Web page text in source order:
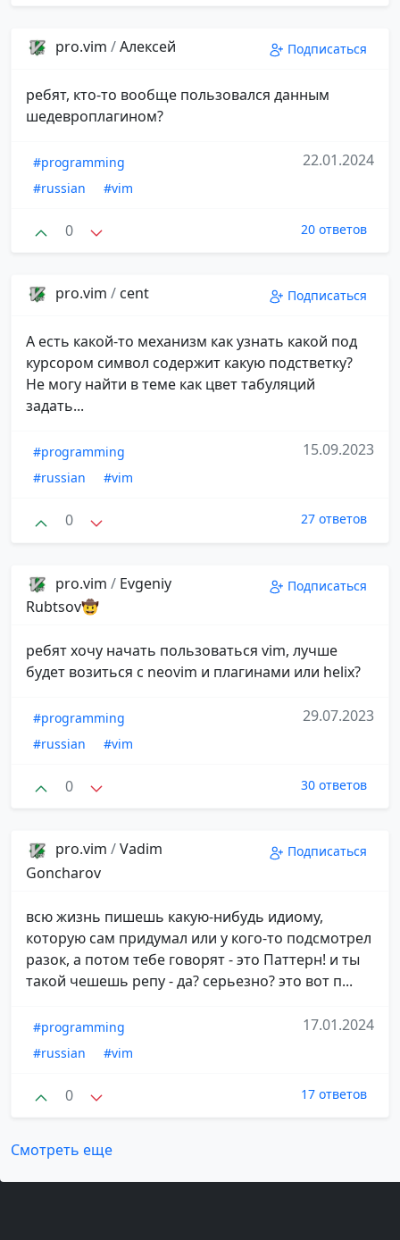
pro.vim /Алексей Подписаться
ребят, кто-то вообще пользовался данным
шедевроплагином?
#programming
#russian
#vim
22.01.2024
0 20 ответов
pro.vim / cent Подписаться
А есть какой-то механизм как узнать какой под
курсором символ содержит какую подстветку?
Не могу найти в теме как цвет табуляций
задать...
#programming
#russian
#vim
15.09.2023
0 27 ответов
pro.vim / Evgeniy
Rubtsov🤠
Подписаться
ребят хочу начать пользоваться vim, лучше
будет возиться с neovim и плагинами или helix?
#programming
#russian
#vim
29.07.2023
0 30 ответов
pro.vim /Vadim
Goncharov
Подписаться
всю жизнь пишешь какую-нибудь идиому,
которую сам придумал или у кого-то подсмотрел
разок, а потом тебе говорят - это Паттерн! и ты
такой чешешь репу - да? серьезно? это вот п...
#programming
#russian
#vim
17.01.2024
0 17 ответов
Смотреть еще